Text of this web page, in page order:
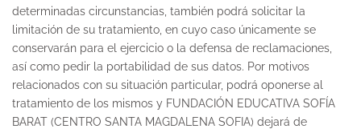
determinadas circunstancias, también podrá solicitar la
limitación de su tratamiento, en cuyo caso únicamente se
conservarán para el ejercicio o la defensa de reclamaciones,
así como pedir la portabilidad de sus datos. Por motivos
relacionados con su situación particular, podrá oponerse al
tratamiento de los mismos y FUNDACIÓN EDUCATIVA SOFÍA
BARAT (CENTRO SANTA MAGDALENA SOFIA) dejará de